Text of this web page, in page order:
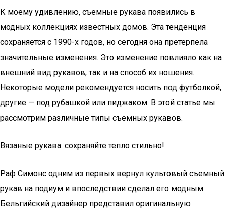
К моему удивлению, съемные рукава появились в
модных коллекциях известных домов. Эта тенденция
сохраняется с 1990-х годов, но сегодня она претерпела
значительные изменения. Это изменение повлияло как на
внешний вид рукавов, так и на способ их ношения.
Некоторые модели рекомендуется носить под футболкой,
другие — под рубашкой или пиджаком. В этой статье мы
рассмотрим различные типы съемных рукавов.
Вязаные рукава: сохраняйте тепло стильно!
Раф Симонс одним из первых вернул культовый съемный
рукав на подиум и впоследствии сделал его модным.
Бельгийский дизайнер представил оригинальную